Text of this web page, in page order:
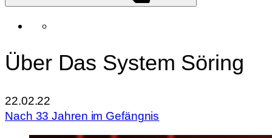
Über Das System Söring
22.02.22
Nach 33 Jahren im Gefängnis